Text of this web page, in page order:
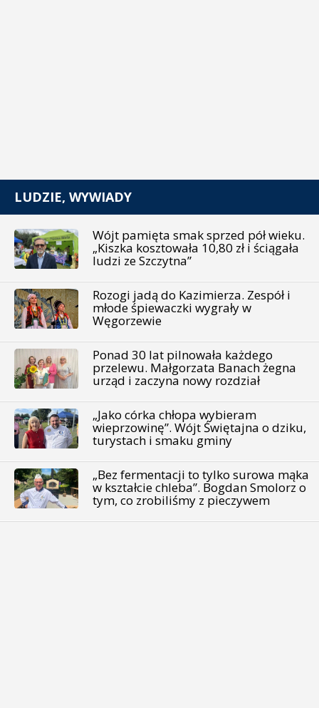
LUDZIE, WYWIADY
Wójt pamięta smak sprzed pół wieku.
„Kiszka kosztowała 10,80 zł i ściągała
ludzi ze Szczytna”
Rozogi jadą do Kazimierza. Zespół i
młode śpiewaczki wygrały w
Węgorzewie
Ponad 30 lat pilnowała każdego
przelewu. Małgorzata Banach żegna
urząd i zaczyna nowy rozdział
„Jako córka chłopa wybieram
wieprzowinę”. Wójt Świętajna o dziku,
turystach i smaku gminy
„Bez fermentacji to tylko surowa mąka
w kształcie chleba”. Bogdan Smolorz o
tym, co zrobiliśmy z pieczywem